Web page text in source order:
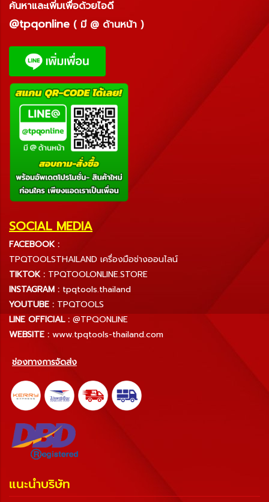
ค้นหาและเพิ่มเพื่อด้วยไอดี
@tpqonline ( มี @ ด้านหน้า )
SOCIAL MEDIA
FACEBOOK :
TPQTOOLSTHAILAND เครื่องมือช่างออนไลน์
TIKTOK : TPQTOOLONLINE.STORE
INSTAGRAM : tpqtools.thailand
YOUTUBE : TPQTOOLS
LINE OFFICIAL : @TPQONLINE
WEBSITE : www.tpqtools-thailand.com
ช่องทางการจัดส่ง
แนะนำบริษัท